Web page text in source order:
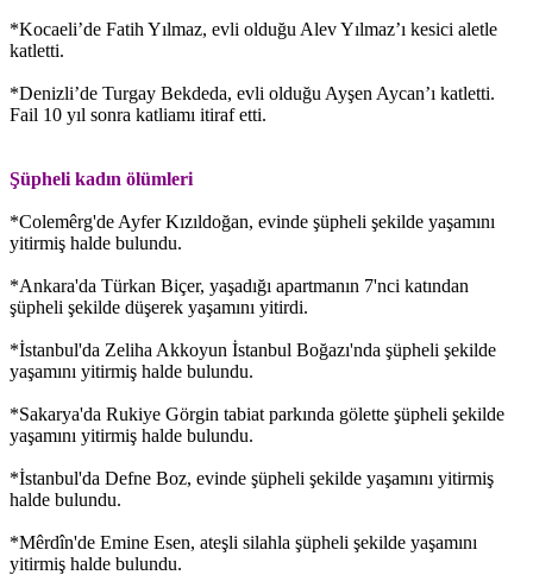
*Kocaeli’de Fatih Yılmaz, evli olduğu Alev Yılmaz’ı kesici aletle
katletti.
*Denizli’de Turgay Bekdeda, evli olduğu Ayşen Aycan’ı katletti.
Fail 10 yıl sonra katliamı itiraf etti.
Şüpheli kadın ölümleri
*Colemêrg'de Ayfer Kızıldoğan, evinde şüpheli şekilde yaşamını
yitirmiş halde bulundu.
*Ankara'da Türkan Biçer, yaşadığı apartmanın 7'nci katından
şüpheli şekilde düşerek yaşamını yitirdi.
*İstanbul'da Zeliha Akkoyun İstanbul Boğazı'nda şüpheli şekilde
yaşamını yitirmiş halde bulundu.
*Sakarya'da Rukiye Görgin tabiat parkında gölette şüpheli şekilde
yaşamını yitirmiş halde bulundu.
*İstanbul'da Defne Boz, evinde şüpheli şekilde yaşamını yitirmiş
halde bulundu.
*Mêrdîn'de Emine Esen, ateşli silahla şüpheli şekilde yaşamını
yitirmiş halde bulundu.